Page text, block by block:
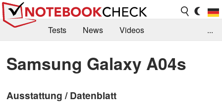
Tests News
Videos
Kaufberatung
Deals Suche
Jobs
Forum
...
Samsung Galaxy A04s
Ausstattung / Datenblatt